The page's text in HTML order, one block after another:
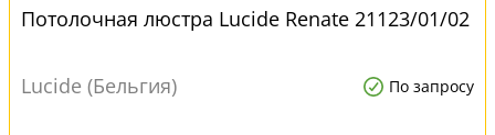
Потолочная люстра Lucide Renate 21123/01/02
Lucide (Бельгия) По запросу